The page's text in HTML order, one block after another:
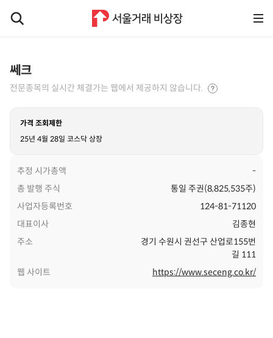
쎄크
전문종목의 실시간 체결가는 웹에서 제공하지 않습니다.
가격 조회제한
25년 4월 28일 코스닥 상장
추정 시가총액
-
총 발행 주식
통일 주권(8,825,535주)
사업자등록번호
124-81-71120
대표이사
김종현
주소
경기 수원시 권선구 산업로155번
길 111
웹 사이트
https://www.seceng.co.kr/